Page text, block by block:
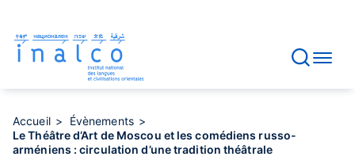
contenu
principal
Accueil
Évènements
Le Théâtre d’Art de Moscou et les comédiens russo-
arméniens : circulation d’une tradition théâtrale